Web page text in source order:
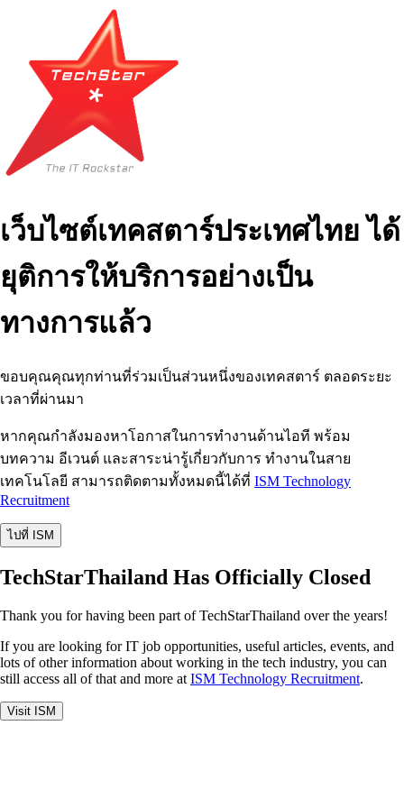
เว็บไซต์เทคสตาร์ประเทศไทย ได้
ยุติการให้บริการอย่างเป็น
ทางการแล้ว
ขอบคุณคุณทุกท่านที่ร่วมเป็นส่วนหนึ่งของเทคสตาร์ ตลอดระยะ
เวลาที่ผ่านมา
หากคุณกำลังมองหาโอกาสในการทำงานด้านไอที พร้อม
บทความ อีเวนต์ และสาระน่ารู้เกี่ยวกับการ ทำงานในสาย
เทคโนโลยี สามารถติดตามทั้งหมดนี้ได้ที่ ISM Technology
Recruitment
ไปที่ ISM
TechStarThailand Has Officially Closed
Thank you for having been part of TechStarThailand over the years!
If you are looking for IT job opportunities, useful articles, events, and
lots of other information about working in the tech industry, you can
still access all of that and more at ISM Technology Recruitment.
Visit ISM